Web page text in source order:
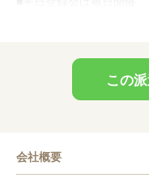
（10：00～、13：30～
この
会社概要